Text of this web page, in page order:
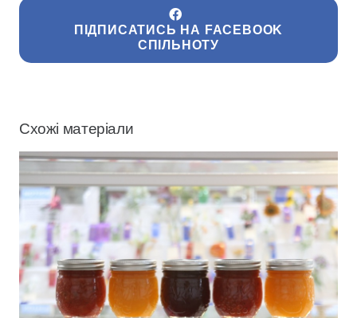
ПІДПИСАТИСЬ НА FACEBOOK
СПІЛЬНОТУ
Схожі матеріали